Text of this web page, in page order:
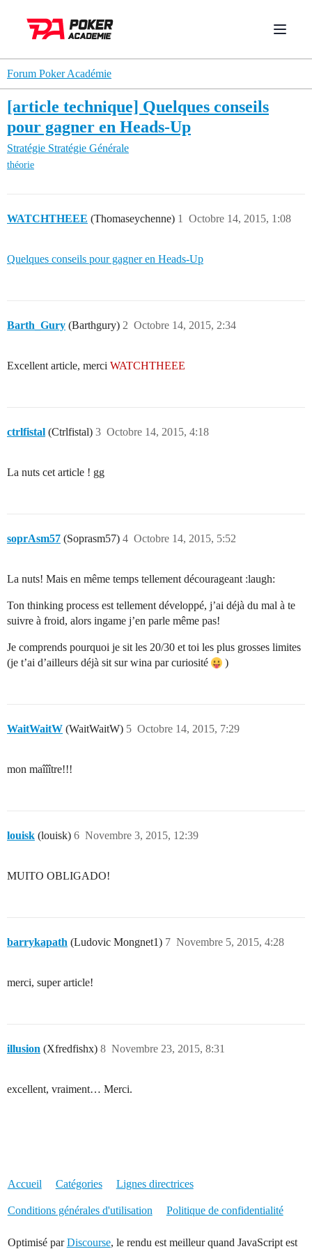
Forum Poker Académie
[article technique] Quelques conseils
pour gagner en Heads-Up
Stratégie Stratégie Générale
théorie
WATCHTHEEE (Thomaseychenne) Octobre 14, 2015, 1:08
1
Quelques conseils pour gagner en Heads-Up
Barth_Gury (Barthgury) Octobre 14, 2015, 2:34
2
Excellent article, merci WATCHTHEEE
ctrlfistal (Ctrlfistal) Octobre 14, 2015, 4:18
3
La nuts cet article ! gg
soprAsm57 (Soprasm57) Octobre 14, 2015, 5:52
4
La nuts! Mais en même temps tellement décourageant :laugh:
Ton thinking process est tellement développé, j’ai déjà du mal à te
suivre à froid, alors ingame j’en parle même pas!
Je comprends pourquoi je sit les 20/30 et toi les plus grosses limites
(je t’ai d’ailleurs déjà sit sur wina par curiosité
)
WaitWaitW (WaitWaitW) Octobre 14, 2015, 7:29
5
mon maîîître!!!
louisk (louisk) Novembre 3, 2015, 12:39
6
MUITO OBLIGADO!
barrykapath (Ludovic Mongnet1) Novembre 5, 2015, 4:28
7
merci, super article!
illusion (Xfredfishx) Novembre 23, 2015, 8:31
8
excellent, vraiment… Merci.
Accueil Catégories Lignes directrices
Conditions générales d'utilisation Politique de confidentialité
Optimisé parDiscourse, le rendu est meilleur quand JavaScript est